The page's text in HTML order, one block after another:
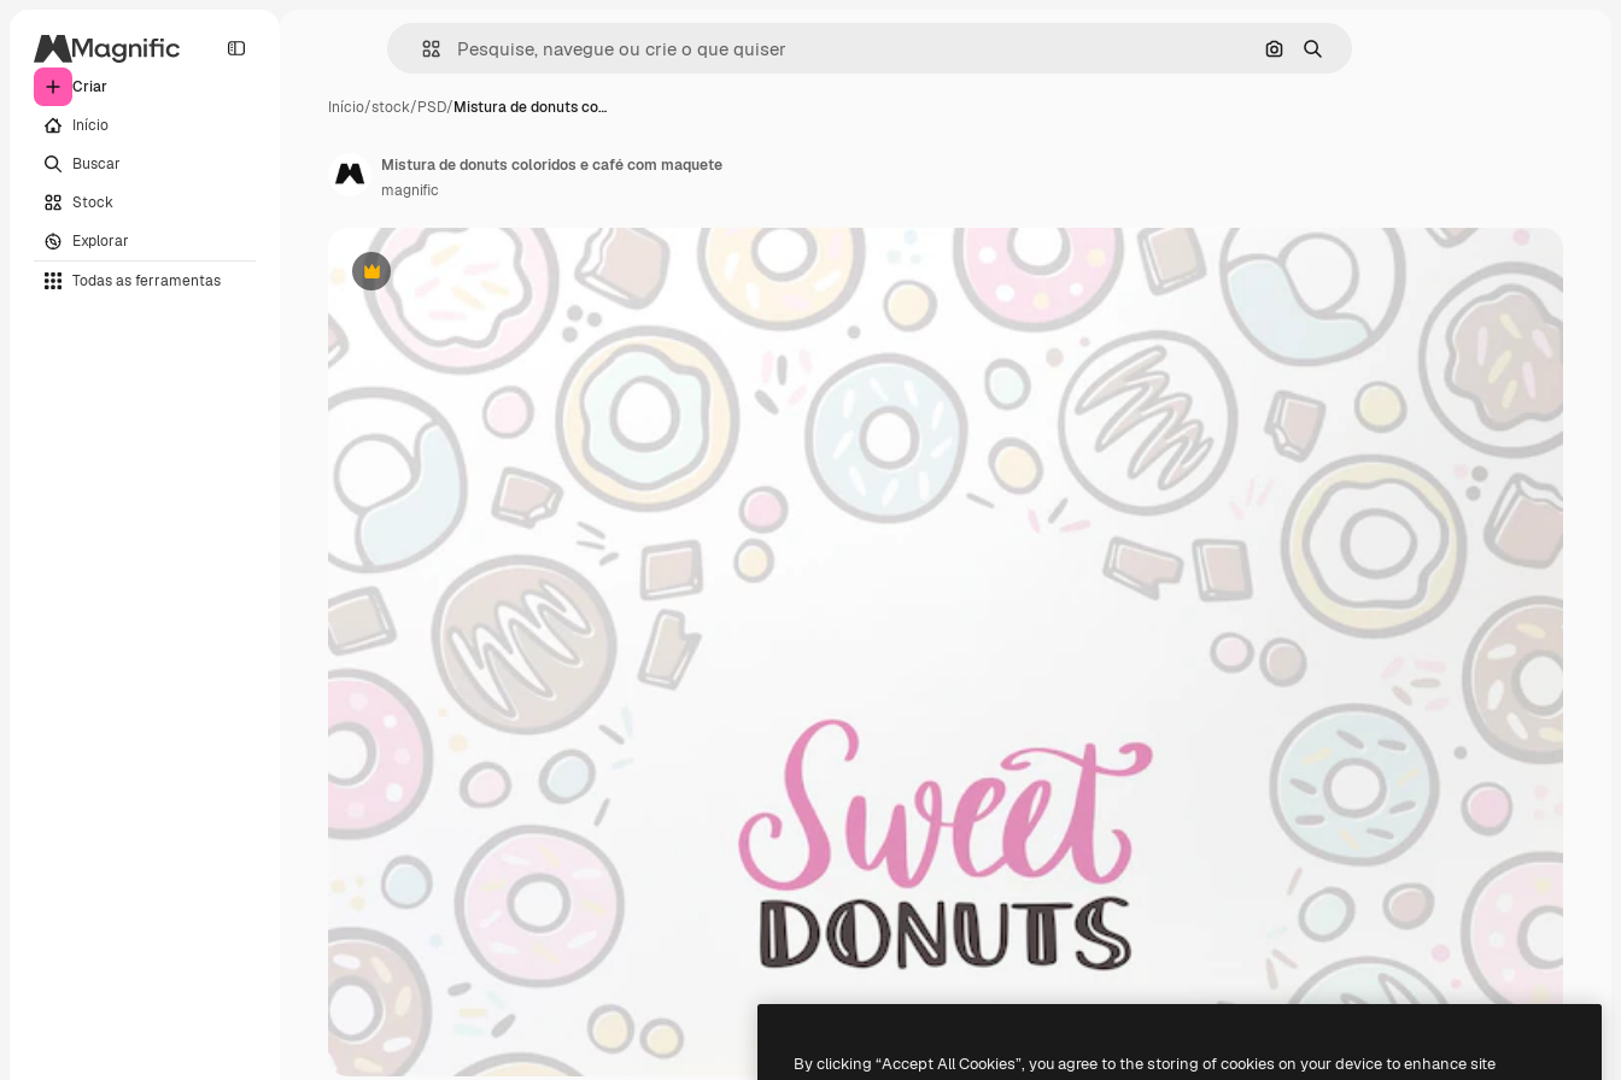
Criar
Início
Buscar
Stock
Explorar
Todas as ferramentas
Pesquisar por imagem
Buscar
Início/stock/PSD/Mistura de donuts co…
Premium
Mistura de donuts coloridos e café com maquete
magnific
By clicking “Accept All Cookies”, you agree to the storing of cookies on your device to enhance site